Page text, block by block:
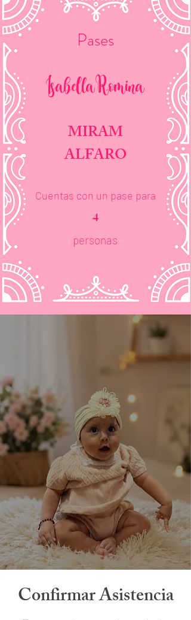
Pases
MIRAM
ALFARO
Cuentas con un pase para
4
personas
Isabella Romina
Confirmar Asistencia